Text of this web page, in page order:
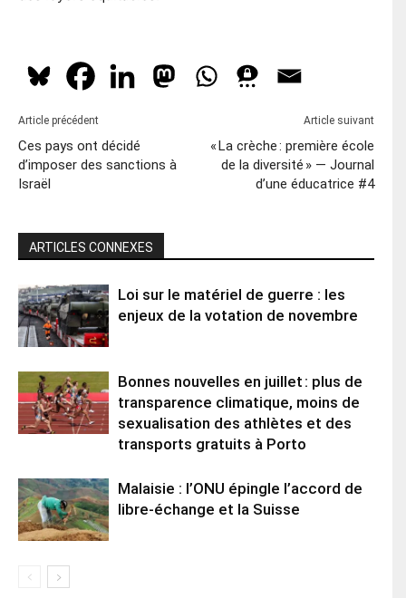
Article précédent
Ces pays ont décidé
d’imposer des sanctions à
Israël
Article suivant
« La crèche : première école
de la diversité » — Journal
d’une éducatrice #4
ARTICLES CONNEXES
Loi sur le matériel de guerre : les
enjeux de la votation de novembre
Bonnes nouvelles en juillet : plus de
transparence climatique, moins de
sexualisation des athlètes et des
transports gratuits à Porto
Malaisie : l’ONU épingle l’accord de
libre-échange et la Suisse